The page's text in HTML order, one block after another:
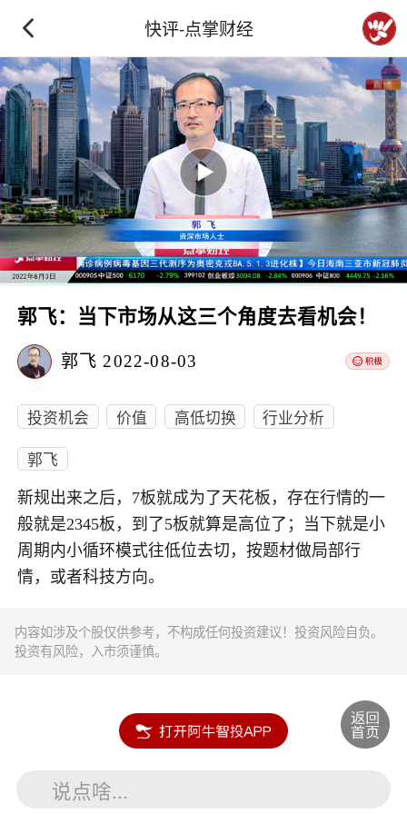
快评-点掌财经
郭飞：当下市场从这三个角度去看机会！
郭飞 2022-08-03
投资机会 价值 高低切换
行业分析
郭飞
新规出来之后，7板就成为了天花板，存在行情的一
般就是2345板，到了5板就算是高位了；当下就是小
周期内小循环模式往低位去切，按题材做局部行
情，或者科技方向。
内容如涉及个股仅供参考，不构成任何投资建议！投资风险自负。
投资有风险，入市须谨慎。
说点啥...